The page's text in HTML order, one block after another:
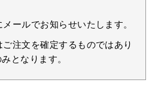
ールでお知らせいたします。
注文を確定するものではあり
となります。